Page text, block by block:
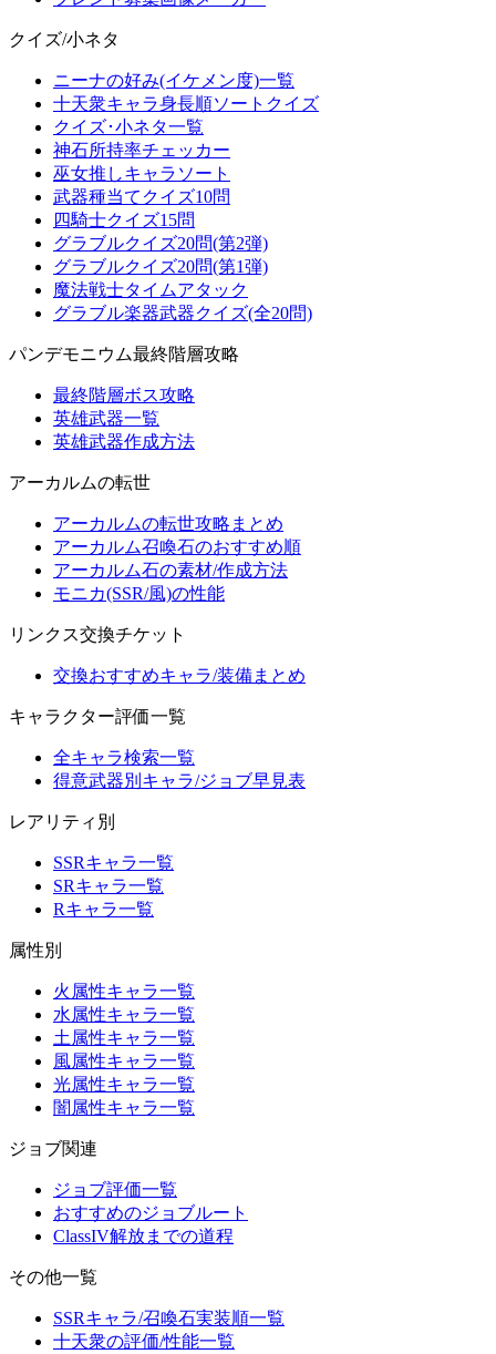
クイズ/小ネタ
ニーナの好み(イケメン度)一覧
十天衆キャラ身長順ソートクイズ
クイズ･小ネタ一覧
神石所持率チェッカー
巫女推しキャラソート
武器種当てクイズ10問
四騎士クイズ15問
グラブルクイズ20問(第2弾)
グラブルクイズ20問(第1弾)
魔法戦士タイムアタック
グラブル楽器武器クイズ(全20問)
パンデモニウム最終階層攻略
最終階層ボス攻略
英雄武器一覧
英雄武器作成方法
アーカルムの転世
アーカルムの転世攻略まとめ
アーカルム召喚石のおすすめ順
アーカルム石の素材/作成方法
モニカ(SSR/風)の性能
リンクス交換チケット
交換おすすめキャラ/装備まとめ
キャラクター評価一覧
全キャラ検索一覧
得意武器別キャラ/ジョブ早見表
レアリティ別
SSRキャラ一覧
SRキャラ一覧
Rキャラ一覧
属性別
火属性キャラ一覧
水属性キャラ一覧
土属性キャラ一覧
風属性キャラ一覧
光属性キャラ一覧
闇属性キャラ一覧
ジョブ関連
ジョブ評価一覧
おすすめのジョブルート
ClassIV解放までの道程
その他一覧
SSRキャラ/召喚石実装順一覧
十天衆の評価/性能一覧